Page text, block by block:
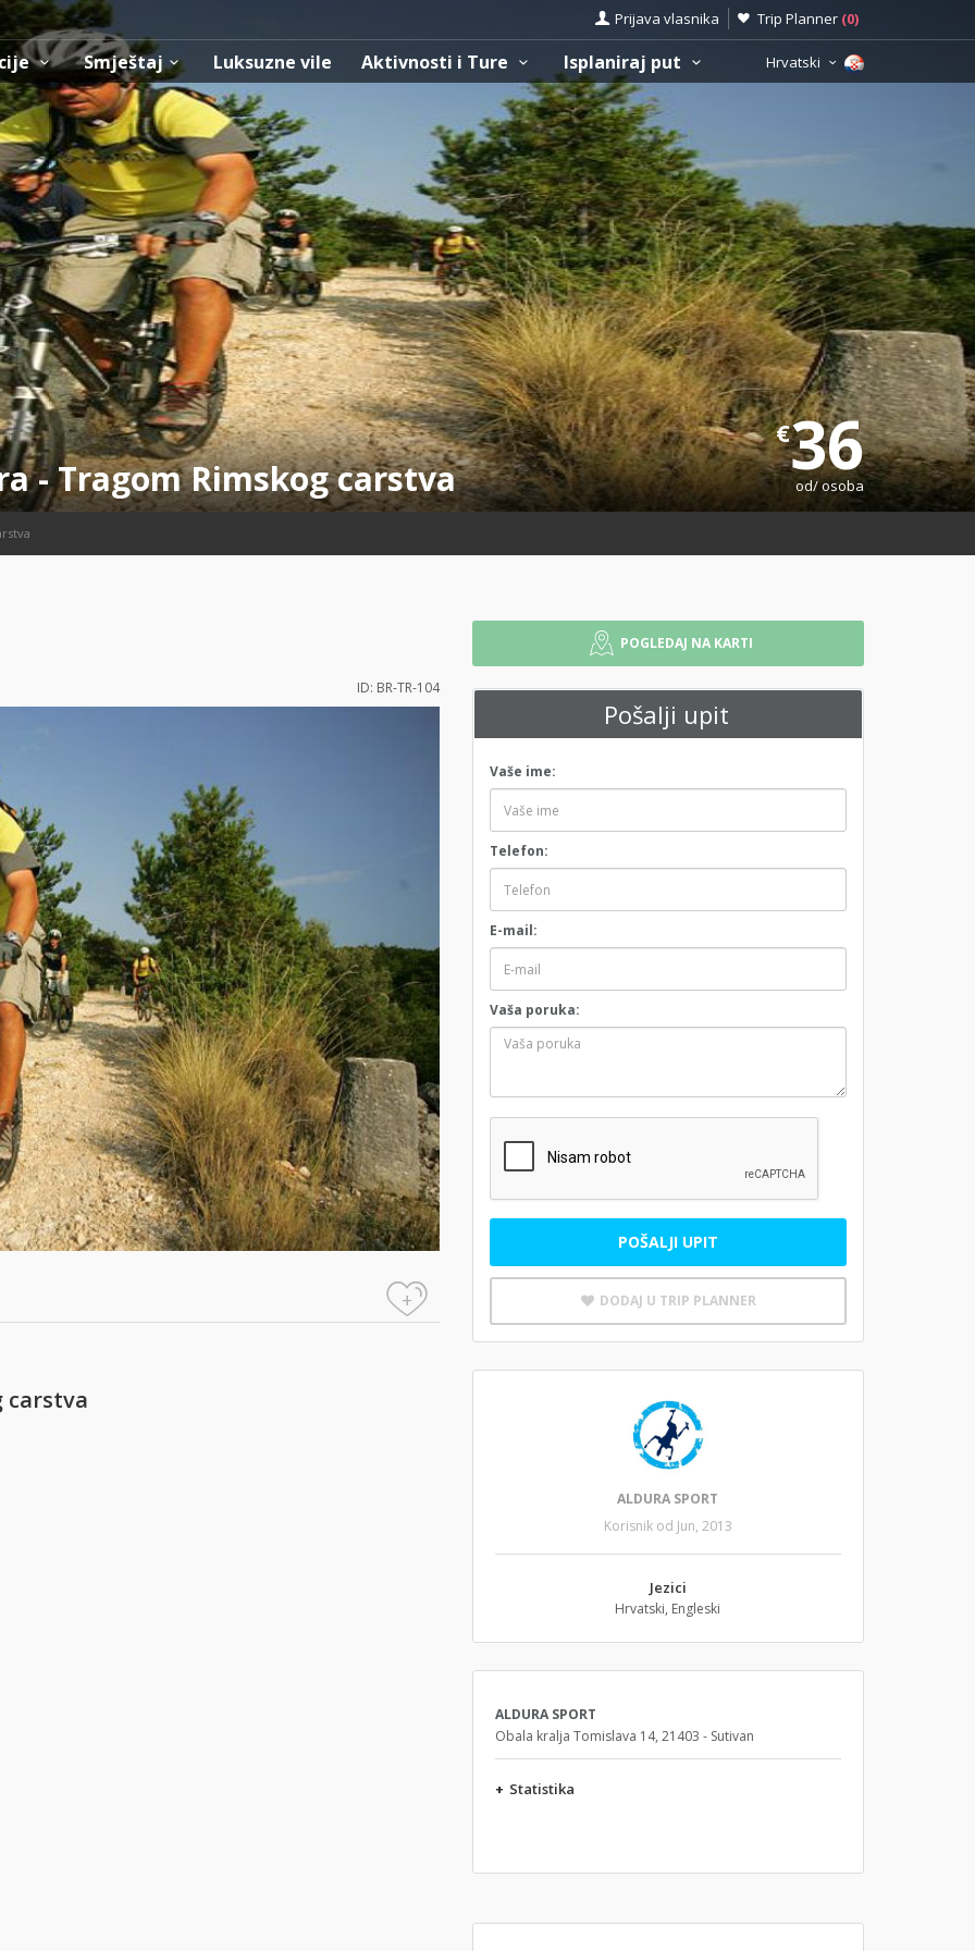
Prijava vlasnika Trip Planner (0)
Smještaj Luksuzne vile Aktivnosti i Ture Isplaniraj put Hrvatski
- Tragom Rimskog carstva
€36
od/ osoba
ID: BR-TR-104
+
carstva
POGLEDAJ NA KARTI
Pošalji upit
Vaše ime:
Telefon:
E-mail:
Vaša poruka:
POŠALJI UPIT
DODAJ U TRIP PLANNER
ALDURA SPORT
Korisnik od Jun, 2013
Jezici
Hrvatski, Engleski
ALDURA SPORT
Obala kralja Tomislava 14, 21403 - Sutivan
+ Statistika